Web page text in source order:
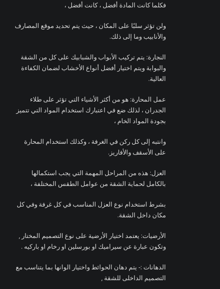
فكلما كانت المادة أفضل ، كانت أفضل ،
ولن تؤثر سلبًا على المكان ، حيث يتم تحديد موقع المصارف
والأنابيب وما إلى ذلك.
النجارة: يتم تركيب الأبواب والشبابيك على كل من الشقة
والبوابة ويتم اختيار أفضل أنواع الأخشاب لضمان الكفاءة
العالية.
عمل المحارة: هو من أكثر الأشياء التي تؤثر على طلاء
الجدران ، لذلك ضع في اعتبارك استخدام المواد التي تتميز
بجودة المواد الخام ،
وانتبه إلى كل ركن في الغرفة ، وكذلك استخدام المحارة
على الأسقف والأفاريز.
العزل: هذه من المراحل المهمة التي يجب استكمالها
بالكامل لحماية الشقة من عوامل الطقس المختلفة ،
بشرط استخدام نوع العزل المناسب في كل غرفة وفي كل
مكان داخل الشقة.
الأرضيات: يعتمد اختيار الأرضية على نوع التصميم المختار ,
وتكون عبارة عن سيراميك او بورسلين او رخام او باركيه .
الدهانات :- يتم دهان الحوائط واختيار الوانها بما يتناسب مع
التصميم الداخلى للشقة ,